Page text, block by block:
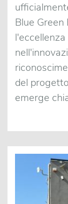
Blue
del
emerge